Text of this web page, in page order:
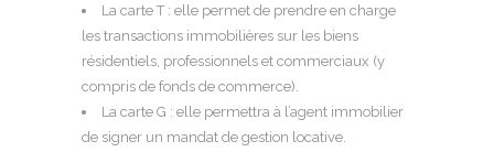
La carte T : elle permet de prendre en charge
les transactions immobilières sur les biens
résidentiels, professionnels et commerciaux (y
compris de fonds de commerce).
La carte G : elle permettra à l’agent immobilier
de signer un mandat de gestion locative.